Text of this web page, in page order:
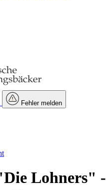
Fehler melden
Lohners" -